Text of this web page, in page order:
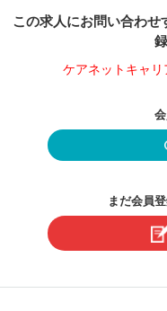
この求人にお問い合わ
ケアネットキャリ
まだ会員